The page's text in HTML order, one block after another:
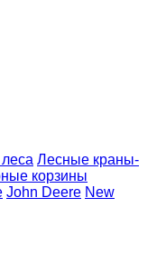
Лесные краны-
корзины
John Deere New